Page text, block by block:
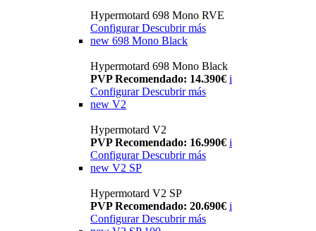
Hypermotard 698 Mono RVE
Configurar Descubrir más
new 698 Mono Black
Hypermotard 698 Mono Black
PVP Recomendado: 14.390€ i
Configurar Descubrir más
new V2
Hypermotard V2
PVP Recomendado: 16.990€ i
Configurar Descubrir más
new V2 SP
Hypermotard V2 SP
PVP Recomendado: 20.690€ i
Configurar Descubrir más